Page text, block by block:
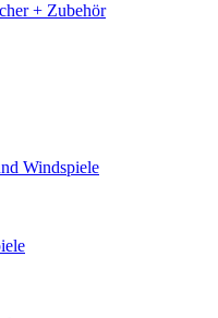
+ Zubehör
Windspiele